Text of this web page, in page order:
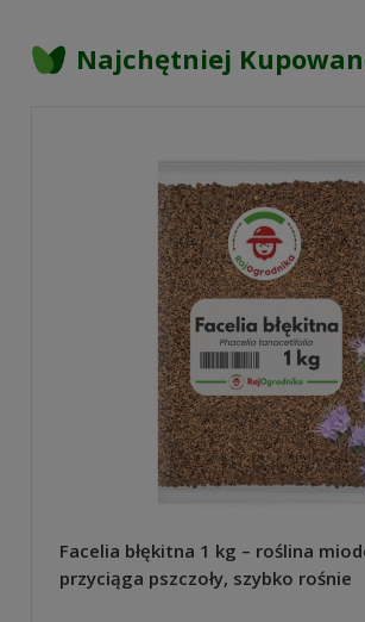
Najchętniej
Facelia błękitna 1 kg – roślina
przyciąga pszczoły, szybko rośnie